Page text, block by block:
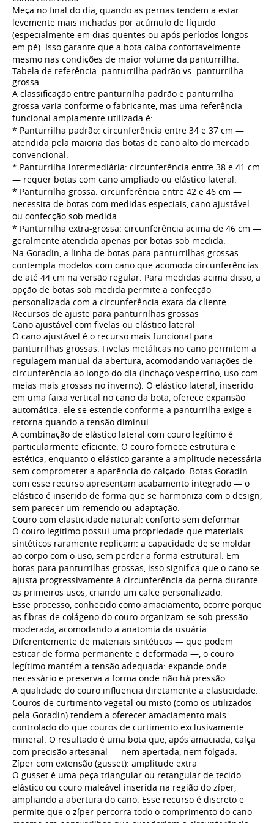
Meça no final do dia, quando as pernas tendem a estar
levemente mais inchadas por acúmulo de líquido
(especialmente em dias quentes ou após períodos longos
em pé). Isso garante que a bota caiba confortavelmente
mesmo nas condições de maior volume da panturrilha.
Tabela de referência: panturrilha padrão vs. panturrilha
grossa
A classificação entre panturrilha padrão e panturrilha
grossa varia conforme o fabricante, mas uma referência
funcional amplamente utilizada é:
* Panturrilha padrão: circunferência entre 34 e 37 cm —
atendida pela maioria das botas de cano alto do mercado
convencional.
* Panturrilha intermediária: circunferência entre 38 e 41 cm
— requer botas com cano ampliado ou elástico lateral.
* Panturrilha grossa: circunferência entre 42 e 46 cm —
necessita de botas com medidas especiais, cano ajustável
ou confecção sob medida.
* Panturrilha extra-grossa: circunferência acima de 46 cm —
geralmente atendida apenas por botas sob medida.
Na Goradin, a linha de botas para panturrilhas grossas
contempla modelos com cano que acomoda circunferências
de até 44 cm na versão regular. Para medidas acima disso, a
opção de botas sob medida permite a confecção
personalizada com a circunferência exata da cliente.
Recursos de ajuste para panturrilhas grossas
Cano ajustável com fivelas ou elástico lateral
O cano ajustável é o recurso mais funcional para
panturrilhas grossas. Fivelas metálicas no cano permitem a
regulagem manual da abertura, acomodando variações de
circunferência ao longo do dia (inchaço vespertino, uso com
meias mais grossas no inverno). O elástico lateral, inserido
em uma faixa vertical no cano da bota, oferece expansão
automática: ele se estende conforme a panturrilha exige e
retorna quando a tensão diminui.
A combinação de elástico lateral com couro legítimo é
particularmente eficiente. O couro fornece estrutura e
estética, enquanto o elástico garante a amplitude necessária
sem comprometer a aparência do calçado. Botas Goradin
com esse recurso apresentam acabamento integrado — o
elástico é inserido de forma que se harmoniza com o design,
sem parecer um remendo ou adaptação.
Couro com elasticidade natural: conforto sem deformar
O couro legítimo possui uma propriedade que materiais
sintéticos raramente replicam: a capacidade de se moldar
ao corpo com o uso, sem perder a forma estrutural. Em
botas para panturrilhas grossas, isso significa que o cano se
ajusta progressivamente à circunferência da perna durante
os primeiros usos, criando um calce personalizado.
Esse processo, conhecido como amaciamento, ocorre porque
as fibras de colágeno do couro organizam-se sob pressão
moderada, acomodando a anatomia da usuária.
Diferentemente de materiais sintéticos — que podem
esticar de forma permanente e deformada —, o couro
legítimo mantém a tensão adequada: expande onde
necessário e preserva a forma onde não há pressão.
A qualidade do couro influencia diretamente a elasticidade.
Couros de curtimento vegetal ou misto (como os utilizados
pela Goradin) tendem a oferecer amaciamento mais
controlado do que couros de curtimento exclusivamente
mineral. O resultado é uma bota que, após amaciada, calça
com precisão artesanal — nem apertada, nem folgada.
Zíper com extensão (gusset): amplitude extra
O gusset é uma peça triangular ou retangular de tecido
elástico ou couro maleável inserida na região do zíper,
ampliando a abertura do cano. Esse recurso é discreto e
permite que o zíper percorra todo o comprimento do cano